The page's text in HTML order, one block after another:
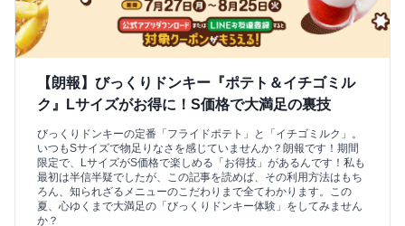
【朗報】びっくりドンキー『ポテト＆イチゴミル
ク』Lサイズがお得に！S価格で大満足の裏技
びっくりドンキーの定番「フライドポテト」と「イチゴミルク」。
いつもSサイズで物足りなさを感じていませんか？朗報です！期間
限定で、LサイズがS価格で楽しめる「お得技」があるんです！私も
最初は半信半疑でしたが、この記事を読めば、その利用方法はもち
ろん、知られざるメニューのこだわりまで全てわかります。この
夏、心ゆくまで大満足の「びっくりドンキー体験」をしてみません
か？